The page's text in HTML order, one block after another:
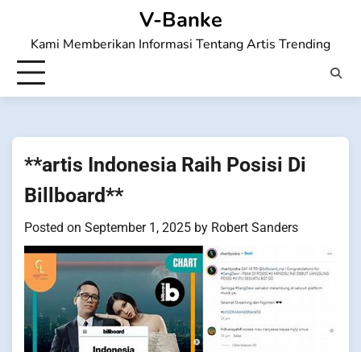
content
V-Banke
Kami Memberikan Informasi Tentang Artis Trending
**artis Indonesia Raih Posisi Di
Billboard**
Posted on September 1, 2025 by Robert Sanders